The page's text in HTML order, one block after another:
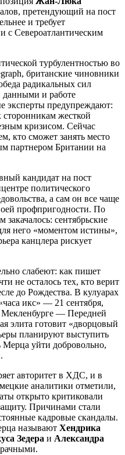
претендующий на пост
и требует
с Североатлантическим
турбулентностью во
британские чиновники
радикальных сил
данными и работе
эксперты предупреждают:
сторонникам жесткой
кризисом. Сейчас
кто сможет занять место
партнером Британии на
кандидат на пост
политического
а сам он все чаще
профпригодности. По
сентябрьские
него «моментом истины»,
канцлера рискует
слабеют: как пишет
не осталось тех, кто верит
до Рождества. В кулуарах
икс» — 21 сентября,
Мекленбурге — Передней
элита готовит «дворцовый
планируют выступить
уйти добровольно,
авторитет в ХДС, и в
аналитики отметили,
открыто критиковали
Причинами стали
кадровые скандалы.
называют Хендрика
Зедера и Александра